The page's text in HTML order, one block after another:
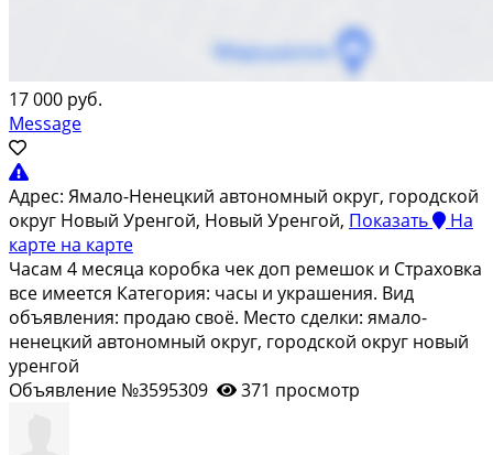
17 000 руб.
Message
Адрес: Ямало-Ненецкий автономный округ, городской
округ Новый Уренгой, Новый Уренгой, Показать
На
карте на карте
Часам 4 месяца коробка чек доп ремешок и Страховка
все имеется Категория: часы и украшения. Вид
объявления: продаю своё. Место сделки: ямало-
ненецкий автономный округ, городской округ новый
уренгой
Объявление №3595309
371 просмотр